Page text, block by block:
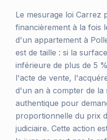
Le mesurage loi Carrez
financièrement à la fois
d'un appartement à
est de taille : si la
inférieure de plus de 5
l'acte de vente,
d'un an à compter de la
authentique pour
proportionnelle du prix
judiciaire. Cette action